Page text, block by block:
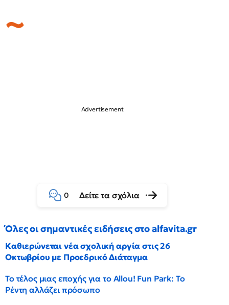
0 Δείτε τα σχόλια
Όλες οι σημαντικές ειδήσεις στο alfavita.gr
Καθιερώνεται νέα σχολική αργία στις 26
Οκτωβρίου με Προεδρικό Διάταγμα
Το τέλος μιας εποχής για το Allou! Fun Park: Το
Ρέντη αλλάζει πρόσωπο